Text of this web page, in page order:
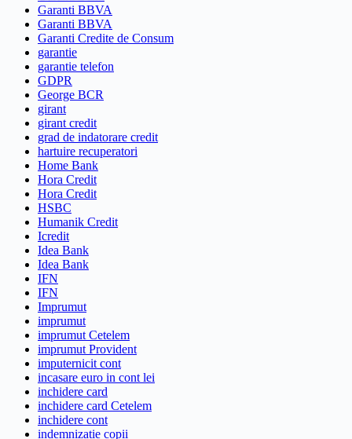
Garanti BBVA
Garanti BBVA
Garanti Credite de Consum
garantie
garantie telefon
GDPR
George BCR
girant
girant credit
grad de indatorare credit
hartuire recuperatori
Home Bank
Hora Credit
Hora Credit
HSBC
Humanik Credit
Icredit
Idea Bank
Idea Bank
IFN
IFN
Imprumut
imprumut
imprumut Cetelem
imprumut Provident
imputernicit cont
incasare euro in cont lei
inchidere card
inchidere card Cetelem
inchidere cont
indemnizatie copii